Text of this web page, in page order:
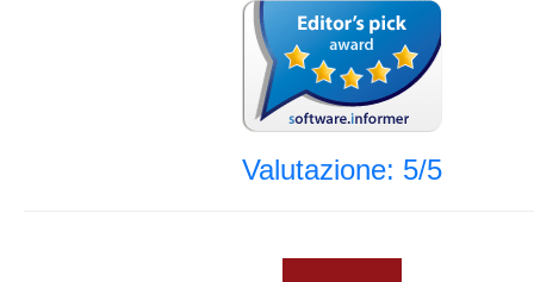
Valutazione: 5/5